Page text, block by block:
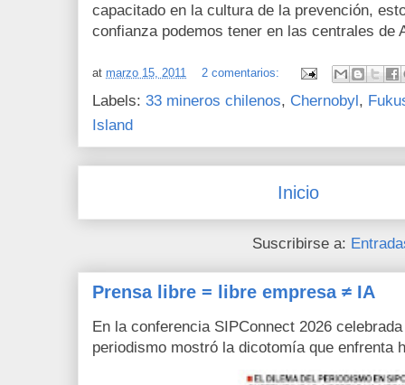
capacitado en la cultura de la prevención,
confianza podemos tener en las centrales de
at marzo 15, 2011 2 comentarios:
Labels: 33 mineros chilenos, Chernobyl,
Island
Inicio
Suscribirse a:
Prensa libre = libre empresa ≠ IA
En la conferencia SIPConnect 2026
periodismo mostró la dicotomía que enfrenta